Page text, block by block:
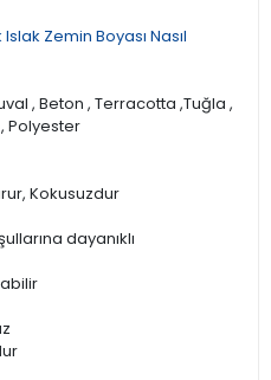
Zemin Boyası Nasıl
, Beton , Terracotta ,Tuğla ,
Polyester
Kokusuzdur
dayanıklı